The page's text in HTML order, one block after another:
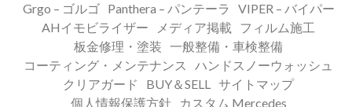
Grgo – ゴルゴ
Panthera – パンテーラ
VIPER – バイパー
AHイモビライザー
メディア掲載
フィルム施工
板金修理・塗装 一般整備・車検整備
コーティング・メンテナンス
ハンドスノーウォッシュ
クリアガード
BUY＆SELL サイトマップ
個人情報保護方針
カスタム Mercedes